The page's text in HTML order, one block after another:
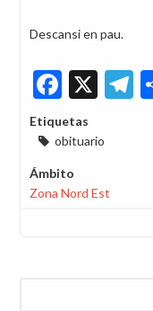
Descansi en pau.
X
Etiquetas
obituario
Ámbito
Zona Nord Est